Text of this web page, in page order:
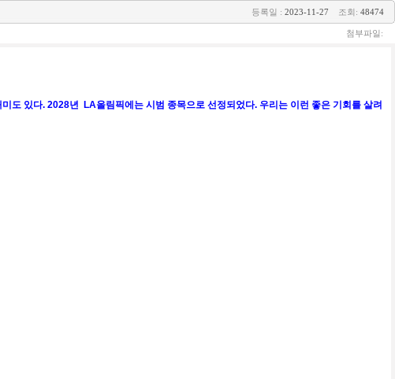
등록일 : 2023-11-27 조회: 48474
첨부파일:
도 있다. 2028년 LA올림픽에는 시범 종목으로 선정되었다. 우리는 이런 좋은 기회를 살려